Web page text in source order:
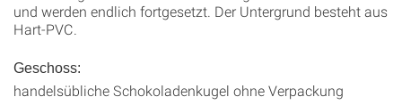
und werden endlich fortgesetzt. Der Untergrund besteht aus
Hart-PVC.
Geschoss:
handelsübliche Schokoladenkugel ohne Verpackung